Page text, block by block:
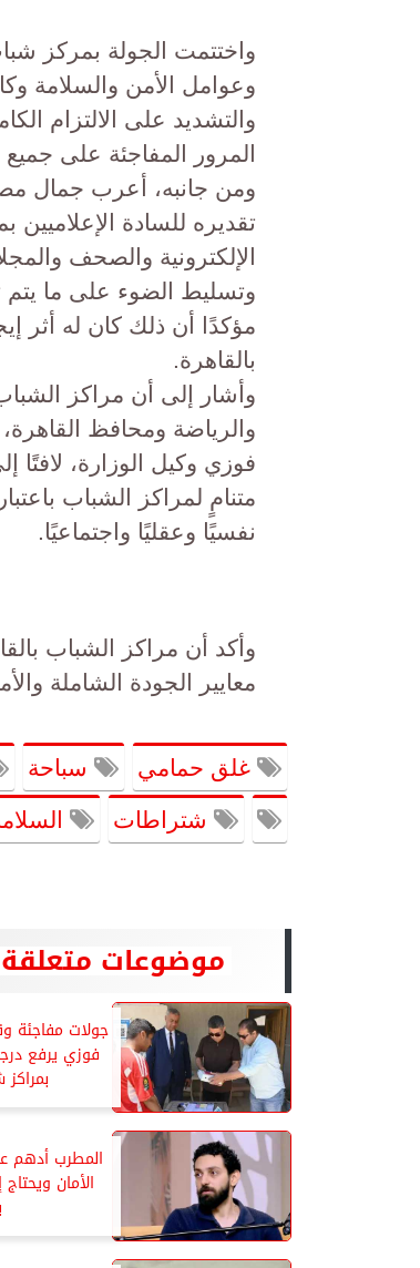
وعوامل الأمن والسلامة
والتشديد على الالتزام
المرور المفاجئة على جميع
ومن جانبه، أعرب جمال
تقديره للسادة الإعلاميين
الإلكترونية والصحف
وتسليط الضوء على ما
مؤكدًا أن ذلك كان له أثر
بالقاهرة.
وأشار إلى أن مراكز
والرياضة ومحافظ
فوزي وكيل الوزارة، لافتًا
متنامٍ لمراكز الشباب
نفسيًا وعقليًا واجتماعيًا.
وأكد أن مراكز الشباب
معايير الجودة الشاملة
غلق حمامي سباحة
شتراطات
موضوعات متعلقة
جولات مفاجئة
فوزي يرفع
المطرب أدهم
الأمان